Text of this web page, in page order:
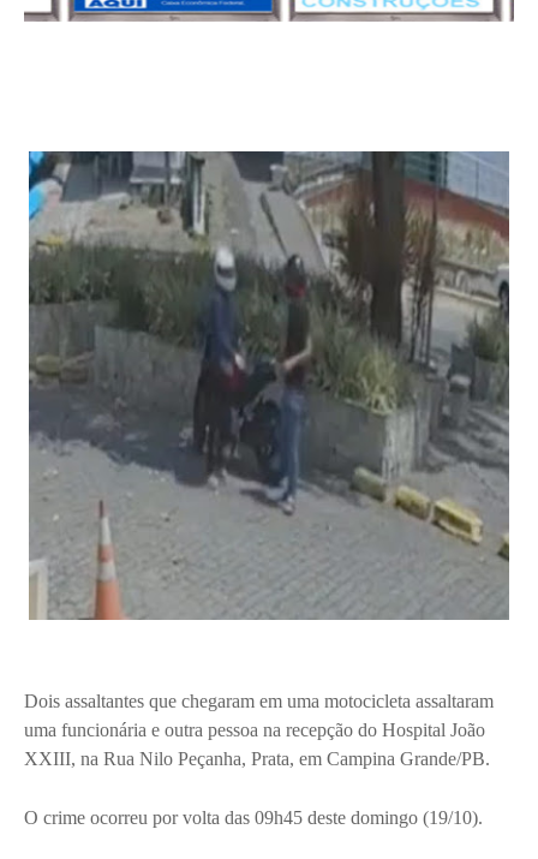
Dois assaltantes que chegaram em uma motocicleta assaltaram
uma funcionária e outra pessoa na recepção do Hospital João
XXIII, na Rua Nilo Peçanha, Prata, em Campina Grande/PB.
O crime ocorreu por volta das 09h45 deste domingo (19/10).